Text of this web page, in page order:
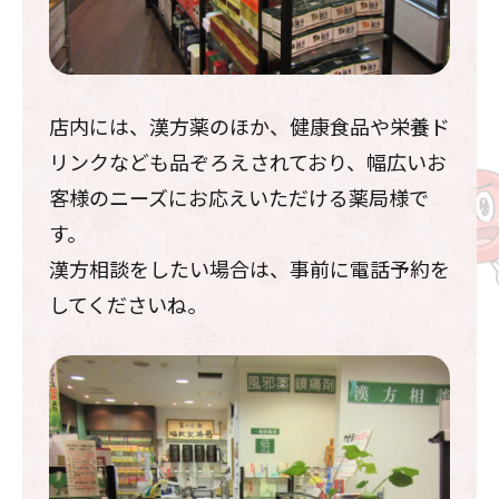
店内には、漢方薬のほか、健康食品や栄養ド
リンクなども品ぞろえされており、幅広いお
客様のニーズにお応えいただける薬局様で
す。
漢方相談をしたい場合は、事前に電話予約を
してくださいね。